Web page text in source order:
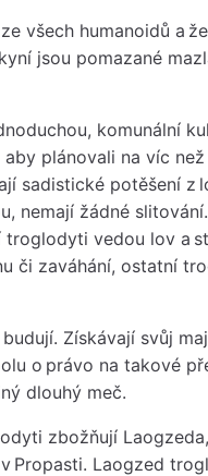
všech humanoidů a
jsou pomazané
komunální
plánovali na víc
sadistické potěšení
nemají žádné
troglodyti vedou lov a
či zaváhání, ostatní
Získávají svůj
o právo na takové
dlouhý meč.
zbožňují
Propasti. Laogzed